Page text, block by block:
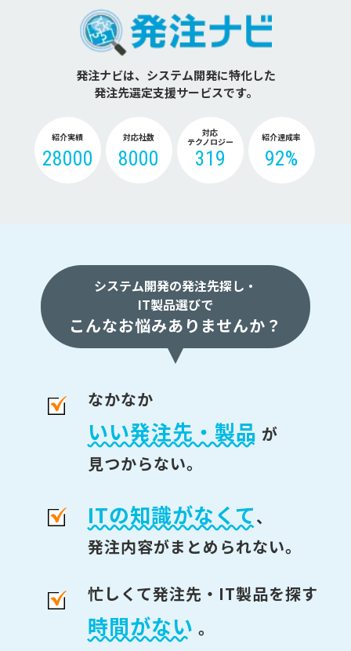
発注ナビは、システム開発に特化した
発注先選定支援サービスです。
紹介実績
28000
対応社数
8000
対応
テクノロジー
319
紹介達成率
92%
システム開発の発注先探し・
IT製品選びで
こんなお悩みありませんか？
なかなか
いい発注先・製品 が
見つからない。
ITの知識がなくて、
発注内容がまとめられない。
忙しくて発注先・IT製品を探す
時間がない 。